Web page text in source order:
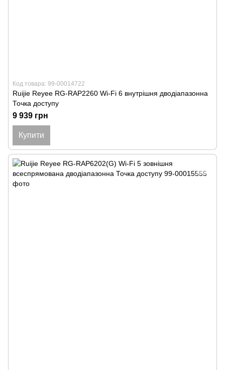
Код товара: 99-00014722
Ruijie Reyee RG-RAP2260 Wi-Fi 6 внутрішня дводіапазонна
Точка доступу
9 939 грн
Купити